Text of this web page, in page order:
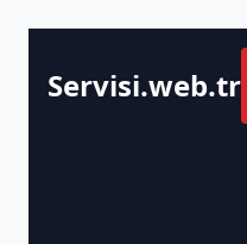
Servisi.web.tr